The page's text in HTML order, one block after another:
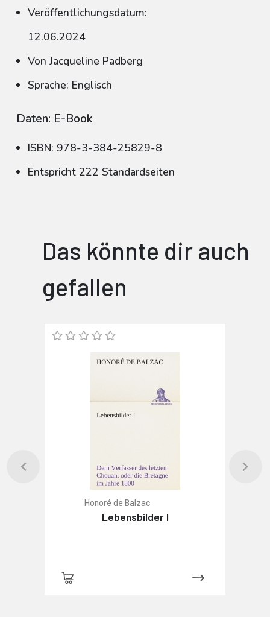
Veröffentlichungsdatum:
12.06.2024
Von Jacqueline Padberg
Sprache: Englisch
Daten: E-Book
ISBN: 978-3-384-25829-8
Entspricht 222 Standardseiten
Das könnte dir auch
gefallen
Honoré de Balzac
Lebensbilder I